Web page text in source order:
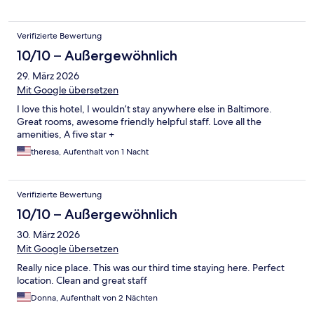
Verifizierte Bewertung
10/10 – Außergewöhnlich
29. März 2026
Mit Google übersetzen
I love this hotel, I wouldn’t stay anywhere else in Baltimore.
Great rooms, awesome friendly helpful staff. Love all the
amenities, A five star +
theresa, Aufenthalt von 1 Nacht
Verifizierte Bewertung
10/10 – Außergewöhnlich
30. März 2026
Mit Google übersetzen
Really nice place. This was our third time staying here. Perfect
location. Clean and great staff
Donna, Aufenthalt von 2 Nächten